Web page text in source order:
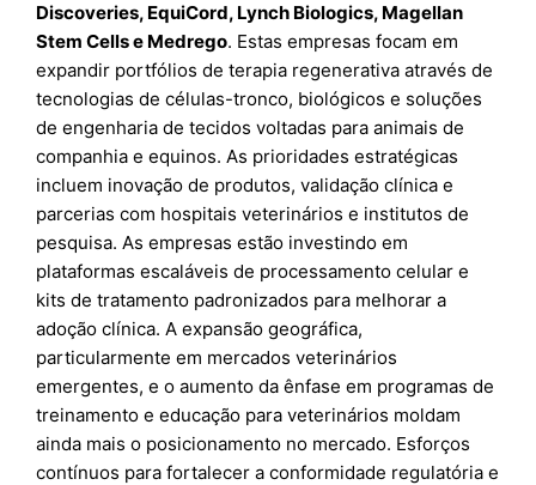
Discoveries, EquiCord, Lynch Biologics, Magellan
Stem Cells e Medrego. Estas empresas focam em
expandir portfólios de terapia regenerativa através de
tecnologias de células-tronco, biológicos e soluções
de engenharia de tecidos voltadas para animais de
companhia e equinos. As prioridades estratégicas
incluem inovação de produtos, validação clínica e
parcerias com hospitais veterinários e institutos de
pesquisa. As empresas estão investindo em
plataformas escaláveis de processamento celular e
kits de tratamento padronizados para melhorar a
adoção clínica. A expansão geográfica,
particularmente em mercados veterinários
emergentes, e o aumento da ênfase em programas de
treinamento e educação para veterinários moldam
ainda mais o posicionamento no mercado. Esforços
contínuos para fortalecer a conformidade regulatória e